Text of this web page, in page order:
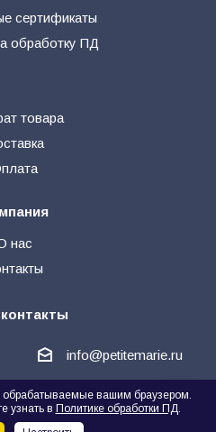
🗨
сертификаты
обработку ПД
товара
нас
info@petitemarie.ru
+7 964 500 40 30
вашим браузером.
узнать в Политике обработки ПД.